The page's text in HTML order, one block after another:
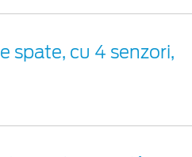
spate, cu 4 senzori,